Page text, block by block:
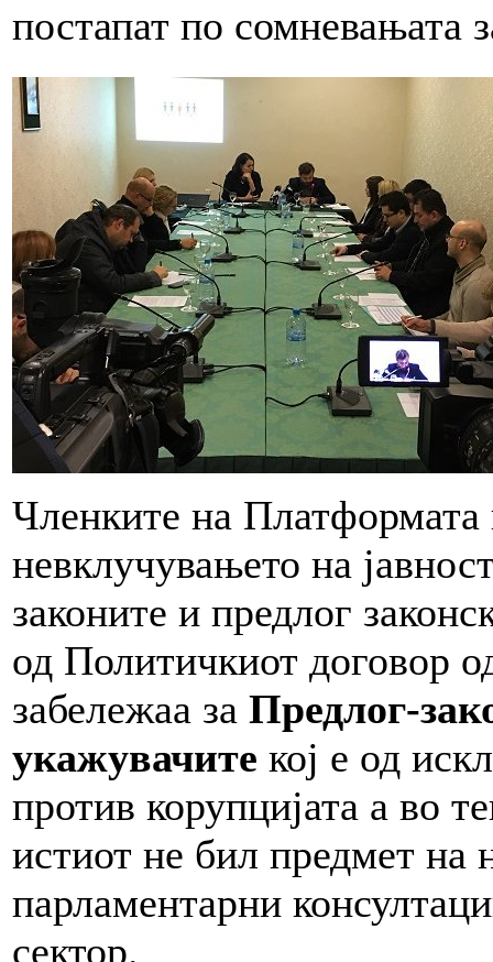
постапат по сомневањата
Членките на Платформата
невклучувањето на
законите и предлог
од Политичкиот договор
забележаа за Предлог-
укажувачите кој е од
против корупцијата а во
истиот не бил предмет на
парламентарни
сектор.